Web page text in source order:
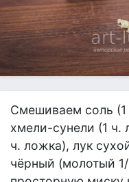
Смешиваем соль
хмели-сунели (1 ч.
ч. ложка), лук
чёрный (молотый